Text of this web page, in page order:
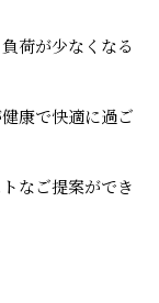
荷が少なくなる
康で快適に過ご
なご提案ができ